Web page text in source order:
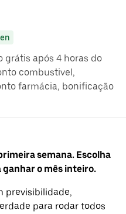
grátis após 4 horas do
combustivel,
farmácia, bonificação
semana. Escolha
o mês inteiro.
previsibilidade,
para rodar todos